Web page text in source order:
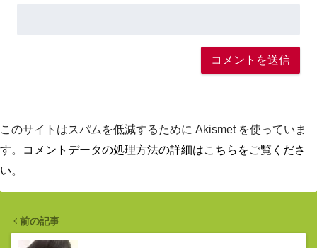
このサイトはスパムを低減するために Akismet を使っていま
す。
コメントデータの処理方法の詳細はこちらをご覧くださ
い。
前の記事